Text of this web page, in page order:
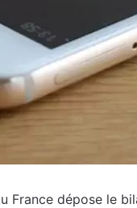
France dépose le